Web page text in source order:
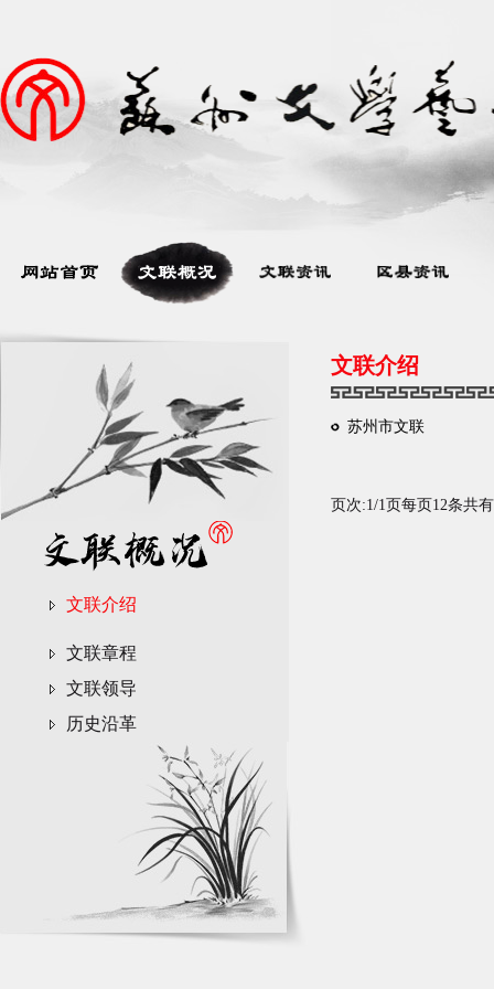
文联介绍
文联章程
文联领导
历史沿革
文联介绍
苏州市文联
页次:1/1页每页12条共有